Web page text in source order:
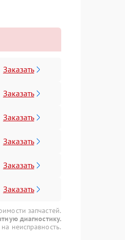
Заказать
Заказать
Заказать
Заказать
Заказать
Заказать
запчастей.
диагностику.
неисправность.